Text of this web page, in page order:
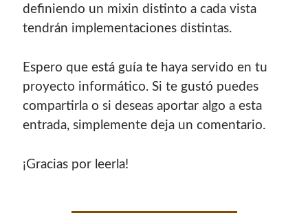
Descargas
El Autor
Blogroll Geek
Codigeek
Picando Código 0
definiendo un mixin distinto a cada vista
tendrán implementaciones distintas.
Espero que está guía te haya servido en tu
proyecto informático. Si te gustó puedes
compartirla o si deseas aportar algo a esta
entrada, simplemente deja un comentario.
¡Gracias por leerla!